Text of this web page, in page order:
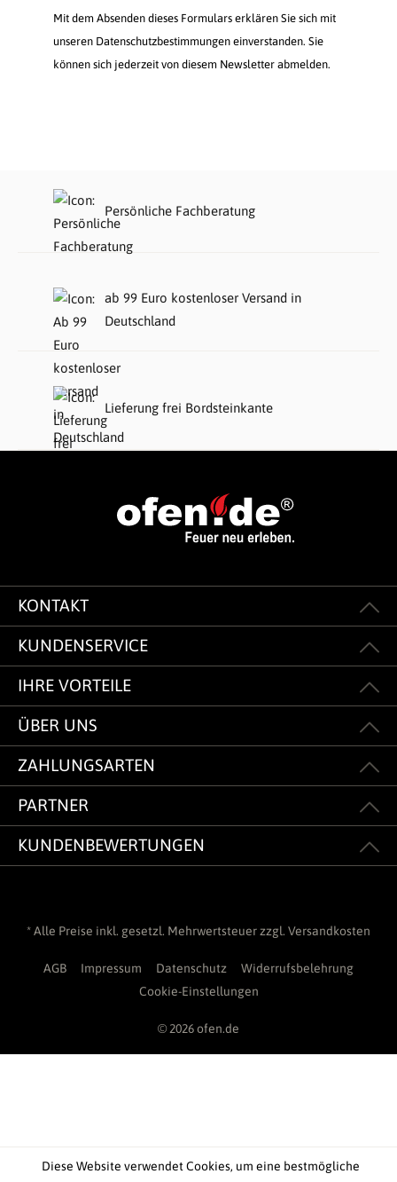
Mit dem Absenden dieses Formulars erklären Sie sich mit
unseren Datenschutzbestimmungen einverstanden. Sie
können sich jederzeit von diesem Newsletter abmelden.
Persönliche Fachberatung
ab 99 Euro kostenloser Versand in
Deutschland
Lieferung frei Bordsteinkante
KONTAKT
KUNDENSERVICE
IHRE VORTEILE
ÜBER UNS
ZAHLUNGSARTEN
PARTNER
KUNDENBEWERTUNGEN
* Alle Preise inkl. gesetzl. Mehrwertsteuer zzgl. Versandkosten
AGB Impressum Datenschutz
Widerrufsbelehrung
Cookie-Einstellungen
© 2026 ofen.de
Diese Website verwendet Cookies, um eine bestmögliche